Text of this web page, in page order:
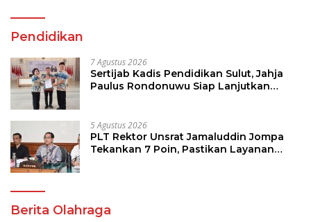
Pendidikan
7 Agustus 2026
Sertijab Kadis Pendidikan Sulut, Jahja
Paulus Rondonuwu Siap Lanjutkan
5 Agustus 2026
PLT Rektor Unsrat Jamaluddin Jompa
Tekankan 7 Poin, Pastikan Layanan
Berita Olahraga